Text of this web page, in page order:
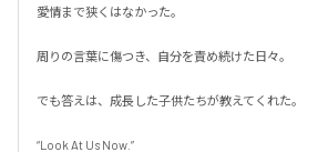
愛情まで狭くはなかった。
周りの言葉に傷つき、自分を責め続けた日々。
でも答えは、成長した子供たちが教えてくれた。
“Look At Us Now.”